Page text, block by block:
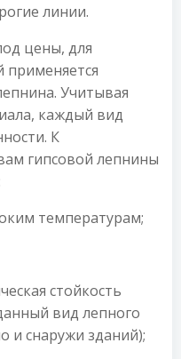
линии.
цены, для
Учитывая
каждый вид
К
гипсовой лепнины
температурам;
стойкость
вид лепного
и снаружи зданий);